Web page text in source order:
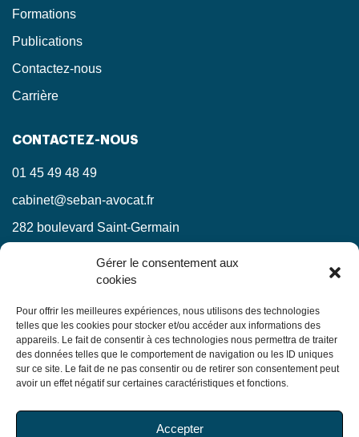
Gérer le consentement aux
cookies
Pour offrir les meilleures expériences, nous utilisons des technologies
telles que les cookies pour stocker et/ou accéder aux informations des
appareils. Le fait de consentir à ces technologies nous permettra de traiter
des données telles que le comportement de navigation ou les ID uniques
sur ce site. Le fait de ne pas consentir ou de retirer son consentement peut
avoir un effet négatif sur certaines caractéristiques et fonctions.
Accepter
Formations
Publications
Contactez-nous
Carrière
CONTACTEZ-NOUS
01 45 49 48 49
cabinet@seban-avocat.fr
282 boulevard Saint-Germain
RESTEZ INFORMÉS !
Ne manquez pas nos actualités juridiques.
En soumettant ce formulaire, j’accepte que mes